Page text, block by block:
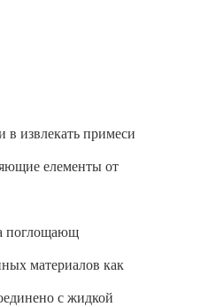
извлекать примеси
елементы от
поглощающ
материалов как
с жидкой